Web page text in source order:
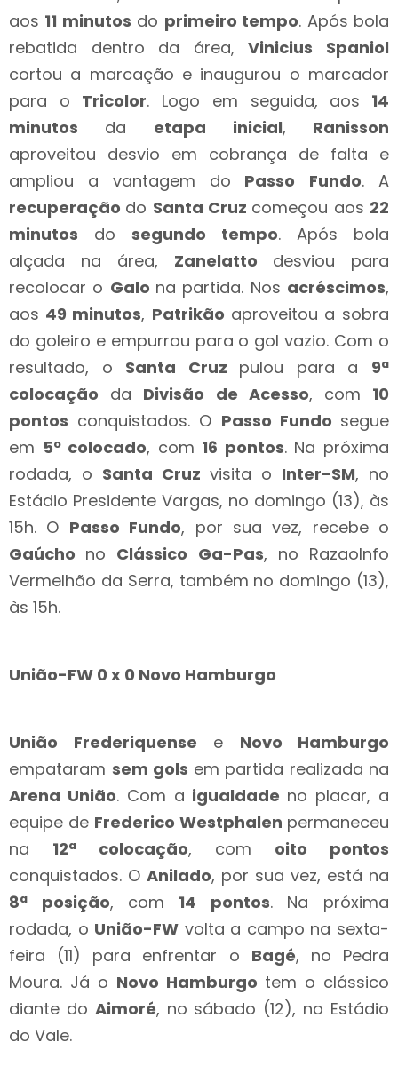
aos 11 minutos do primeiro tempo. Após bola
rebatida dentro da área,Vinicius Spaniol
cortou a marcação e inaugurou o marcador
para o Tricolor. Logo em seguida, aos 14
minutos da etapa inicial, Ranisson
aproveitou desvio em cobrança de falta e
ampliou a vantagem do Passo Fundo. A
recuperação do Santa Cruz começou aos 22
minutos do segundo tempo. Após bola
alçada na área, Zanelatto desviou para
recolocar o Galo na partida. Nos acréscimos,
aos 49 minutos, Patrikão aproveitou a sobra
do goleiro e empurrou para o gol vazio. Com o
resultado, o Santa Cruz pulou para a 9ª
colocação da Divisão de Acesso, com 10
pontos conquistados. O Passo Fundo segue
em 5º colocado, com 16 pontos. Na próxima
rodada, o Santa Cruz visita o Inter-SM, no
Estádio Presidente Vargas, no domingo (13), às
15h. O Passo Fundo, por sua vez, recebe o
Gaúcho no Clássico Ga-Pas, no RazaoInfo
Vermelhão da Serra, também no domingo (13),
às 15h.
União-FW 0 x 0 Novo Hamburgo
União Frederiquense e Novo Hamburgo
empataram sem gols em partida realizada na
Arena União. Com a igualdade no placar, a
equipe de Frederico Westphalen permaneceu
na 12ª colocação, com oito pontos
conquistados. O Anilado, por sua vez, está na
8ª posição, com 14 pontos. Na próxima
rodada, o União-FW volta a campo na sexta-
feira (11) para enfrentar o Bagé, no Pedra
Moura. Já o Novo Hamburgo tem o clássico
diante do Aimoré, no sábado (12), no Estádio
do Vale.